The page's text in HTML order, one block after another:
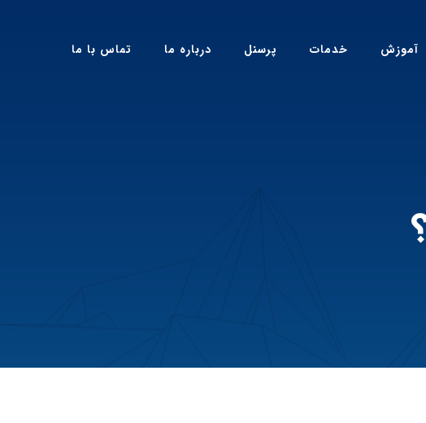
آموزش خدمات پرسنل درباره ما تماس با ما